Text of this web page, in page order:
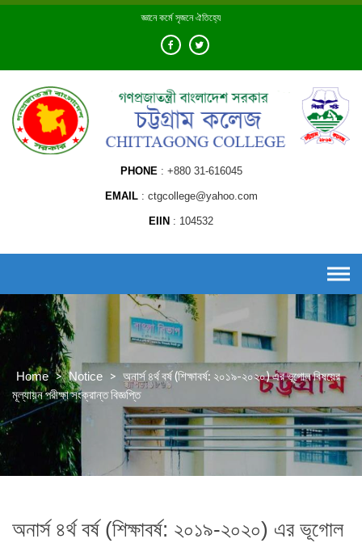
Skip
জ্ঞানে কর্মে সৃজনে ঐতিহ্যে
PHONE +880 31-616045
EMAIL ctgcollege@yahoo.com
EIIN 104532
Home > Notice > অনার্স ৪র্থ বর্ষ (শিক্ষাবর্ষ: ২০১৯-২০২০) এর ভূগোল বিষয়ের
মূল্যায়ন পরীক্ষা সংক্রান্ত বিজ্ঞপ্তি
অনার্স ৪র্থ বর্ষ (শিক্ষাবর্ষ: ২০১৯-২০২০) এর ভূগোল